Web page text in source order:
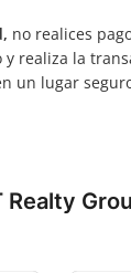
no realices
y realiza la
un lugar
Realty